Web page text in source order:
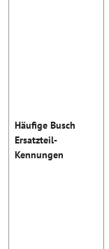
Häufige Busch
Ersatzteil-
Kennungen